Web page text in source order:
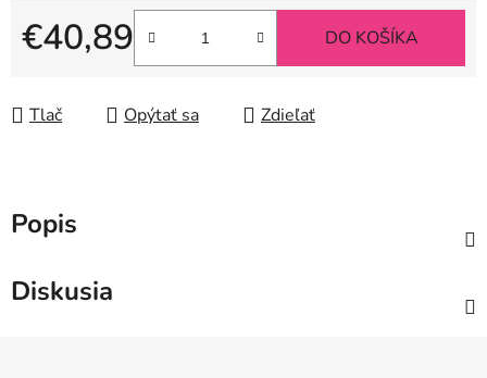
€40,89
Jednotková cena:
DO KOŠÍKA
Tlač Opýtať sa Zdieľať
Popis
Diskusia